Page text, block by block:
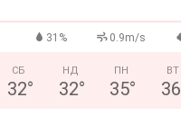
31% 0.9m/s
СБ
32°
НД
32°
ПН
35°
ВТ
36